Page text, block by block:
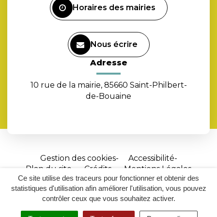
Ce site utilise des traceurs pour fonctionner et obtenir des
statistiques d'utilisation afin améliorer l'utilisation, vous pouvez
contrôler ceux que vous souhaitez activer.
Horaires des mairies
Nous écrire
Adresse
10 rue de la mairie, 85660 Saint-Philbert-
de-Bouaine
Gestion des cookies
Accessibilité
Plan du site
Crédits
Mentions Légales
Site
réalisé
par